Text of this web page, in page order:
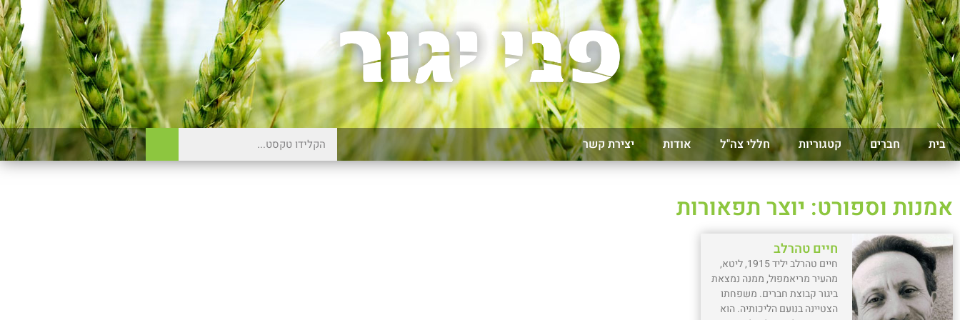
בית חברים קטגוריות חללי צה"ל אודות יצירת קשר
אמנות וספורט: יוצר תפאורות
חיים טהרלב
חיים טהרלב יליד 1915, ליטא,
מהעיר מריאמפול, ממנה נמצאת
ביגור קבוצת חברים. משפחתו
הצטיינה בנועם הליכותיה. הוא